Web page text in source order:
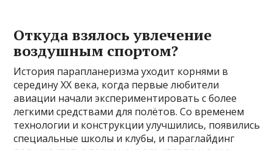
Откуда взялось увлечение
воздушным спортом?
История парапланеризма уходит корнями в
середину XX века, когда первые любители
авиации начали экспериментировать с более
легкими средствами для полётов. Со временем
технологии и конструкции улучшились, появились
специальные школы и клубы, и параглайдинг